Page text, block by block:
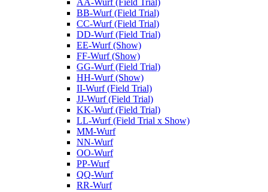
AA-Wurf (Field Trial)
BB-Wurf (Field Trial)
CC-Wurf (Field Trial)
DD-Wurf (Field Trial)
EE-Wurf (Show)
FF-Wurf (Show)
GG-Wurf (Field Trial)
HH-Wurf (Show)
II-Wurf (Field Trial)
JJ-Wurf (Field Trial)
KK-Wurf (Field Trial)
LL-Wurf (Field Trial x Show)
MM-Wurf
NN-Wurf
OO-Wurf
PP-Wurf
QQ-Wurf
RR-Wurf